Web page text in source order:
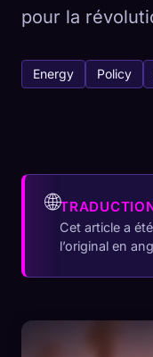
pour la
Energy Policy
🌐
Cet article a
l’original en